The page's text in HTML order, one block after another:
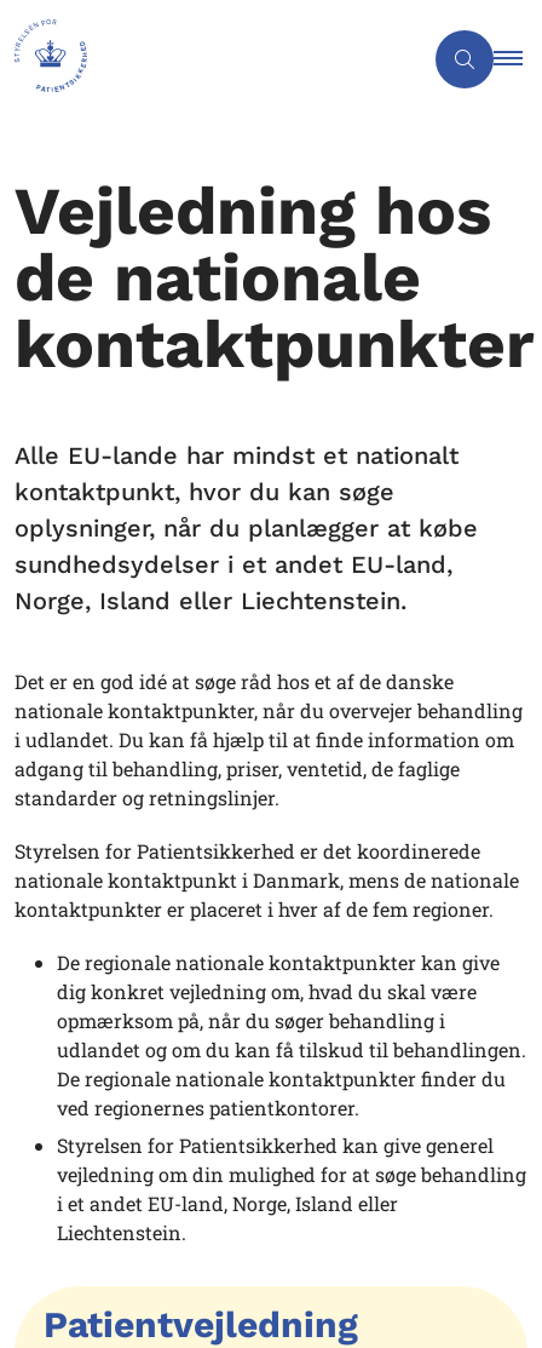
Vejledning hos
de nationale
kontaktpunkter
Alle EU-lande har mindst et nationalt
kontaktpunkt, hvor du kan søge
oplysninger, når du planlægger at købe
sundhedsydelser i et andet EU-land,
Norge, Island eller Liechtenstein.
Det er en god idé at søge råd hos et af de danske
nationale kontaktpunkter, når du overvejer behandling
i udlandet. Du kan få hjælp til at finde information om
adgang til behandling, priser, ventetid, de faglige
standarder og retningslinjer.
Styrelsen for Patientsikkerhed er det koordinerede
nationale kontaktpunkt i Danmark, mens de nationale
kontaktpunkter er placeret i hver af de fem regioner.
De regionale nationale kontaktpunkter kan give
dig konkret vejledning om, hvad du skal være
opmærksom på, når du søger behandling i
udlandet og om du kan få tilskud til behandlingen.
De regionale nationale kontaktpunkter finder du
ved regionernes patientkontorer.
Styrelsen for Patientsikkerhed kan give generel
vejledning om din mulighed for at søge behandling
i et andet EU-land, Norge, Island eller
Liechtenstein.
Patientvejledning